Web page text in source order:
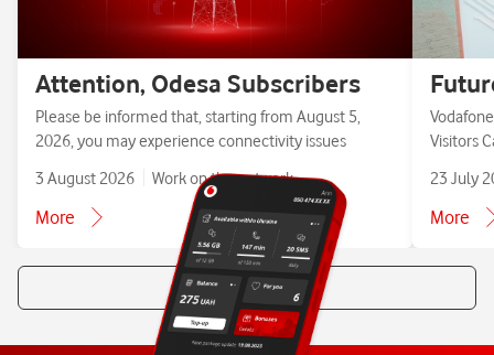
Attention, Odesa Subscribers
Please be informed that, starting from August 5,
2026, you may experience connectivity issues
3 August 2026
Work on the network
More
Visitors
23 July
More
All news